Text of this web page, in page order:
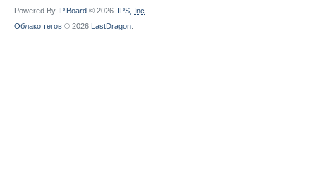
Powered By IP.Board © 2026 IPS, Inc
Облако тегов © 2026 LastDragon